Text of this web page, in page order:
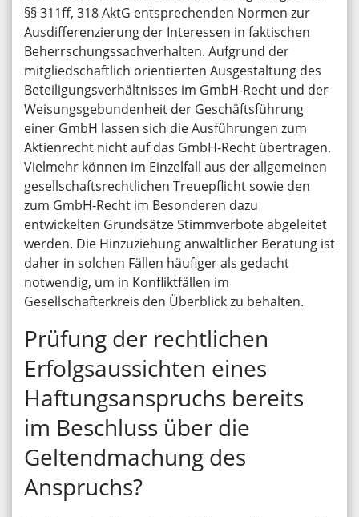
§§ 311ff, 318 AktG entsprechenden Normen zur
Ausdifferenzierung der Interessen in faktischen
Beherrschungssachverhalten. Aufgrund der
mitgliedschaftlich orientierten Ausgestaltung des
Beteiligungsverhältnisses im GmbH-Recht und der
Weisungsgebundenheit der Geschäftsführung
einer GmbH lassen sich die Ausführungen zum
Aktienrecht nicht auf das GmbH-Recht übertragen.
Vielmehr können im Einzelfall aus der allgemeinen
gesellschaftsrechtlichen Treuepflicht sowie den
zum GmbH-Recht im Besonderen dazu
entwickelten Grundsätze Stimmverbote abgeleitet
werden. Die Hinzuziehung anwaltlicher Beratung ist
daher in solchen Fällen häufiger als gedacht
notwendig, um in Konfliktfällen im
Gesellschafterkreis den Überblick zu behalten.
Prüfung der rechtlichen
Erfolgsaussichten eines
Haftungsanspruchs bereits
im Beschluss über die
Geltendmachung des
Anspruchs?